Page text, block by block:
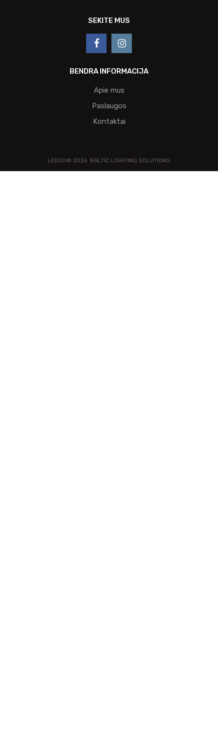
SEKITE MUS
BENDRA INFORMACIJA
Apie mus
Paslaugos
Kontaktai
LEDSO© 2026 BALTIC LIGHTING SOLUTIONS